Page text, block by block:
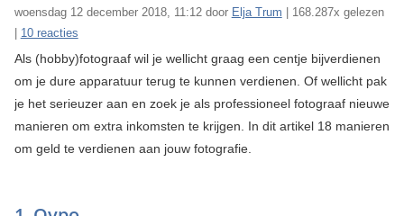
woensdag 12 december 2018, 11:12 door Elja Trum | 168.287x gelezen
10 reacties
Als (hobby)fotograaf wil je wellicht graag een centje bijverdienen
om je dure apparatuur terug te kunnen verdienen. Of wellicht pak
je het serieuzer aan en zoek je als professioneel fotograaf nieuwe
manieren om extra inkomsten te krijgen. In dit artikel 18 manieren
om geld te verdienen aan jouw fotografie.